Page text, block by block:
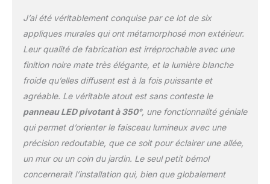
pression de haute
qualité, son boîtier est
noir mat, sa surface est
recouverte d'un matériau
résistant à l'oxydation et
sa dissipation de chaleur
est rapide et facile à
nettoyer pour une
qualité, une esthétique,
une résistance à la
corrosion et une
durabilité élevées.
Imperméable à l'eau:
J’ai été véritablement conquise par ce lot de six
appliques murales qui ont métamorphosé mon extérieur.
Leur qualité de fabrication est irréprochable avec une
finition noire mate très élégante, et la lumière blanche
froide qu’elles diffusent est à la fois puissante et
agréable. Le véritable atout est sans conteste le
panneau LED pivotant à 350°, une fonctionnalité géniale
qui permet d’orienter le faisceau lumineux avec une
précision redoutable, que ce soit pour éclairer une allée,
un mur ou un coin du jardin. Le seul petit bémol
concernerait l’installation qui, bien que globalement